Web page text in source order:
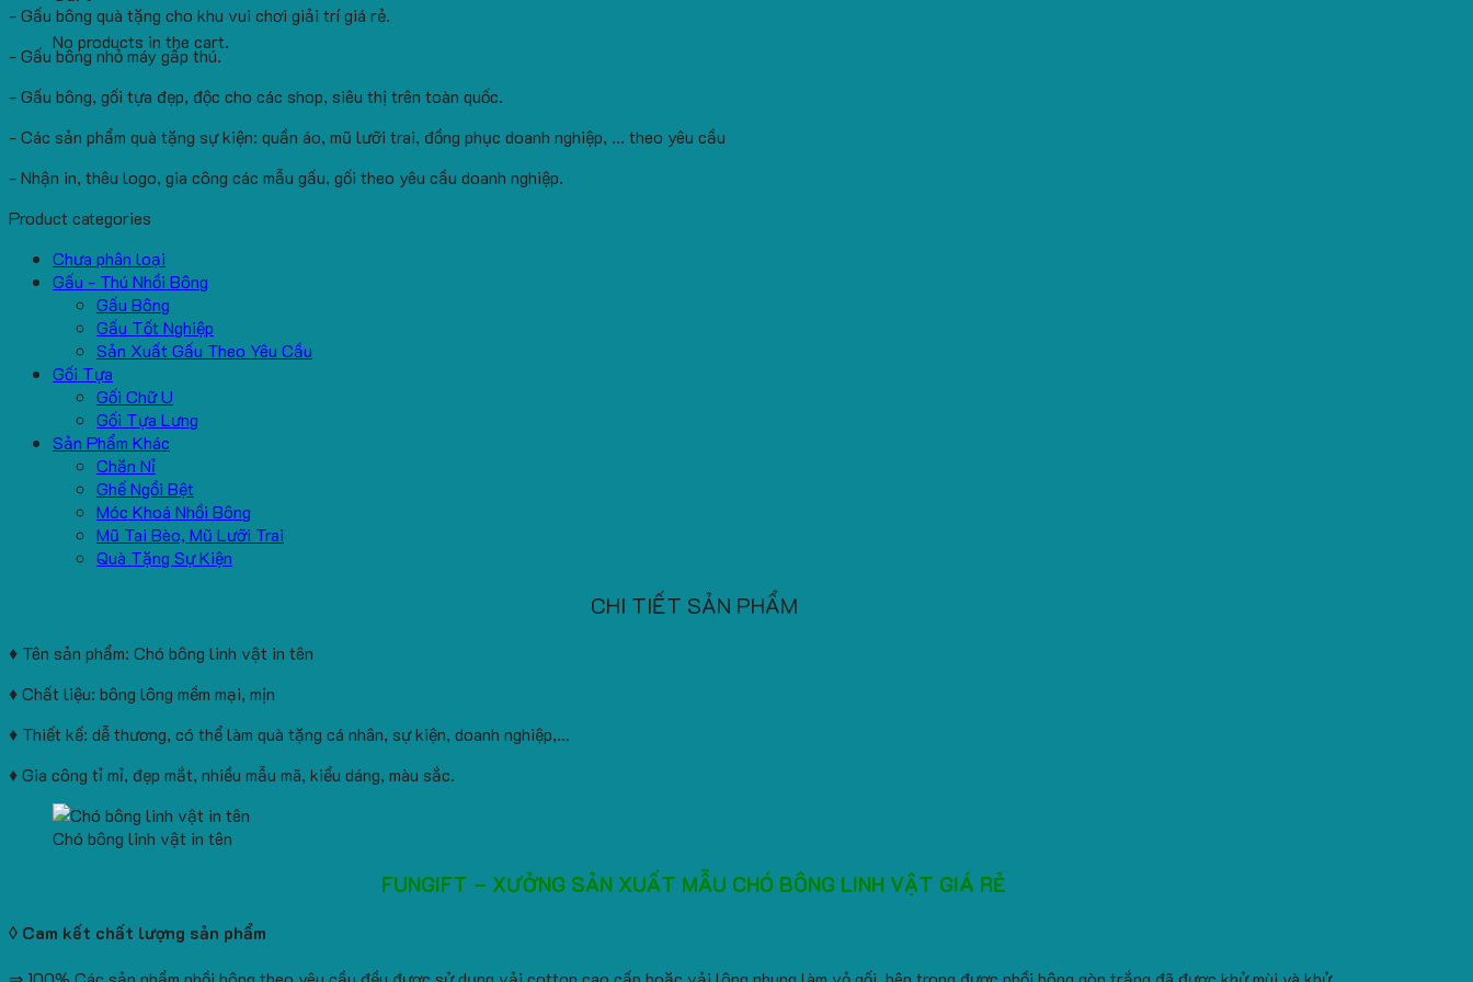
No products in the cart.
- Gấu bông quà tặng cho khu vui chơi giải trí giá rẻ.
- Gấu bông nhỏ máy gấp thú.
- Gấu bông, gối tựa đẹp, độc cho các shop, siêu thị trên toàn quốc.
- Các sản phẩm quà tặng sự kiện: quần áo, mũ lưỡi trai, đồng phục doanh nghiệp, ... theo yêu cầu
- Nhận in, thêu logo, gia công các mẫu gấu, gối theo yêu cầu doanh nghiệp.
Product categories
Chưa phân loại
Gấu - Thú Nhồi Bông
Gấu Bông
Gấu Tốt Nghiệp
Sản Xuất Gấu Theo Yêu Cầu
Gối Tựa
Gối Chữ U
Gối Tựa Lưng
Sản Phẩm Khác
Chăn Nỉ
Ghế Ngồi Bệt
Móc Khoá Nhồi Bông
Mũ Tai Bèo, Mũ Lưỡi Trai
Quà Tặng Sự Kiện
CHI TIẾT SẢN PHẨM
♦ Tên sản phẩm: Chó bông linh vật in tên
♦ Chất liệu: bông lông mềm mại, mịn
♦ Thiết kế: dễ thương, có thể làm quà tặng cá nhân, sự kiện, doanh nghiệp,…
♦ Gia công tỉ mỉ, đẹp mắt, nhiều mẫu mã, kiểu dáng, màu sắc.
Chó bông linh vật in tên
FUNGIFT – XƯỞNG SẢN XUẤT MẪU CHÓ BÔNG LINH VẬT GIÁ RẺ
◊ Cam kết chất lượng sản phẩm